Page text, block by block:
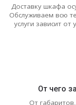
Доставку шкафа
Обслуживаем всю
услуги зависит
От чего
От